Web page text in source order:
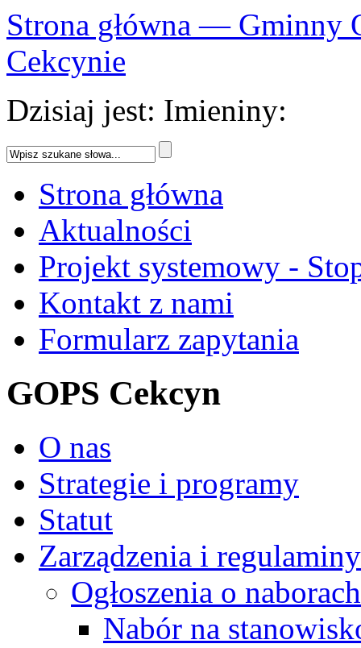
Strona główna — Gminny
Cekcynie
Dzisiaj jest: Imieniny:
Strona główna
Aktualności
Projekt systemowy -
Kontakt z nami
Formularz zapytania
GOPS Cekcyn
O nas
Strategie i programy
Statut
Zarządzenia i regulaminy
Ogłoszenia o naborach
Nabór na